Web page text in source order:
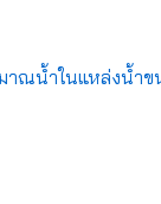
ณน้ำในแหล่งน้ำข